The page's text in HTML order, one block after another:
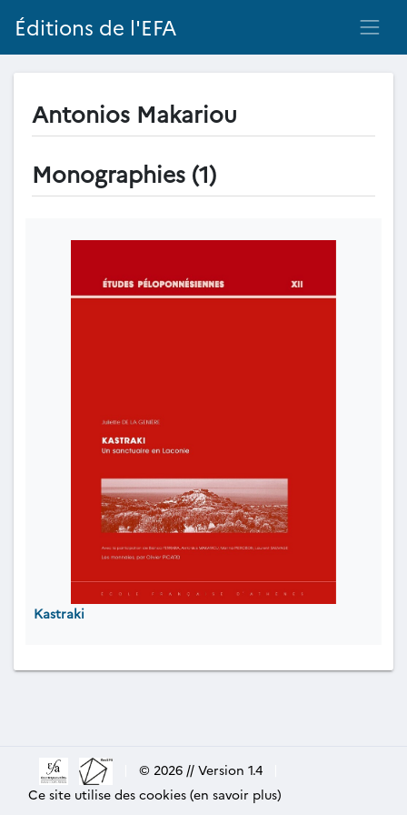
Éditions de l'EFA
Antonios Makariou
Monographies (1)
Kastraki
© 2026 // Version 1.4
Ce site utilise des cookies (en savoir plus)